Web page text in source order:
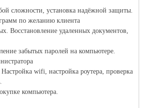
сложности, установка надёжной защиты.
по желанию клиента
Восстановление удаленных документов,
забытых паролей на компьютере.
wifi, настройка роутера, проверка
компьютера.